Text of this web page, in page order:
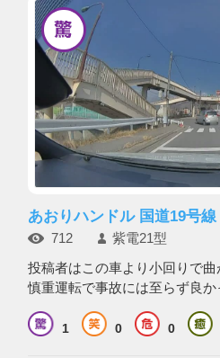
あおりハンドル 国道19号線
712 紫電21型
投稿者はこの車より小回りで
慎重運転で事故には至らず良か
1 0 0